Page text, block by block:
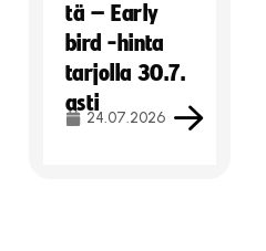
tä – Early
bird -hinta
tarjolla 30.7.
asti
24.07.2026